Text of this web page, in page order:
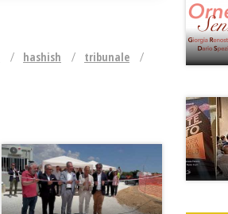
hashish
tribunale